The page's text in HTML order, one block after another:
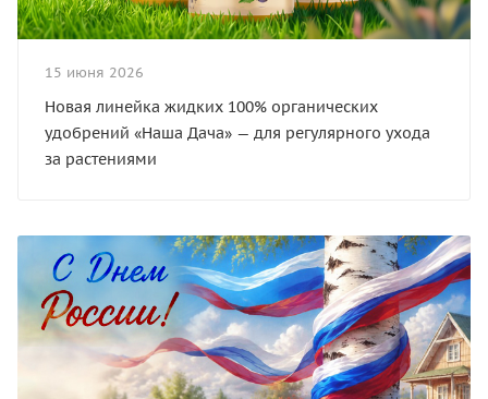
15 июня 2026
Новая линейка жидких 100% органических
удобрений «Наша Дача» — для регулярного ухода
за растениями